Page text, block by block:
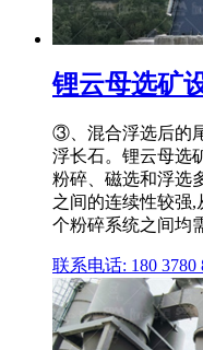
锂云母选矿
③、混合浮选后的
浮长石。锂云母选
粉碎、磁选和浮选
之间的连续性较强
个粉碎系统之间均
联系电话: 180 3780